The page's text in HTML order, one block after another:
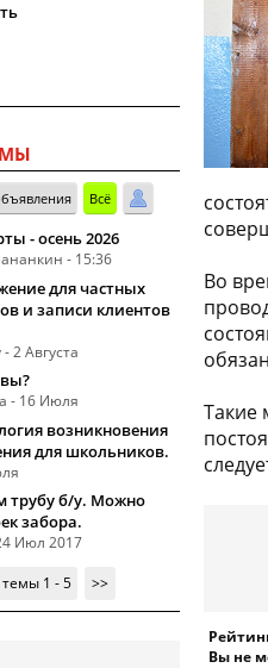
Всё
- осень 2026
- 15:36
для частных
и записи клиентов
2 Августа
- 16 Июля
возникновения
для школьников.
трубу б/у. Можно
забора.
Июл 2017
темы 1 - 5 >>
Во
Такие
Вы не